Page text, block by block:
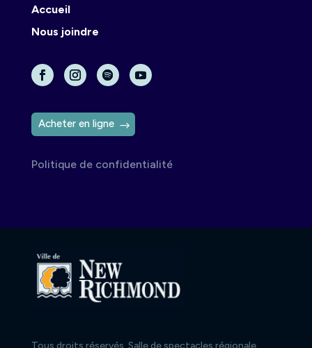
Accueil
Nous joindre
Acheter en ligne
Politique de confidentialité
Tous droits réservés, Salle de spectacles régionale